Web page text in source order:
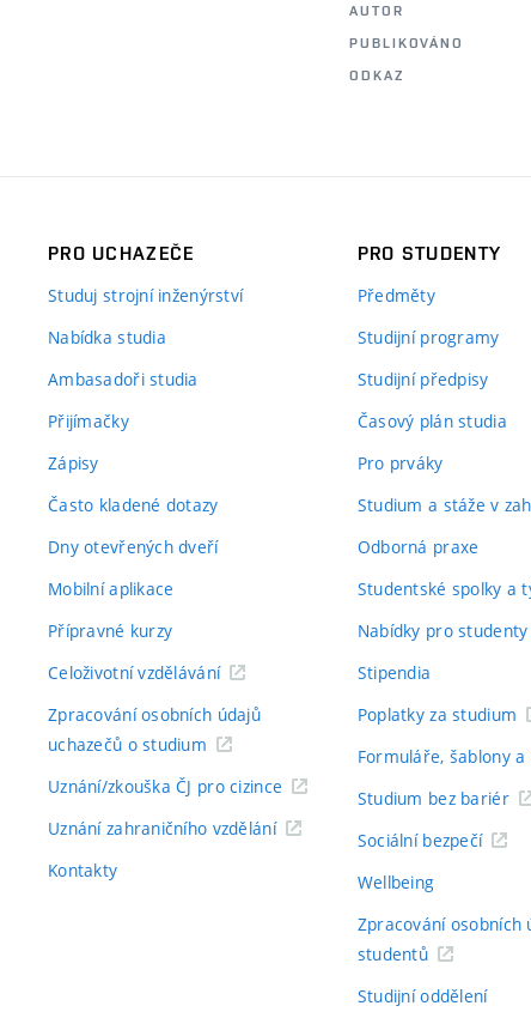
AUTOR
PUBLIKOVÁNO
ODKAZ
PRO UCHAZEČE
Studuj strojní inženýrství
Nabídka studia
Ambasadoři studia
Přijímačky
Zápisy
Často kladené dotazy
Dny otevřených dveří
Mobilní aplikace
Přípravné kurzy
Celoživotní vzdělávání
Zpracování osobních údajů
uchazečů o studium
Uznání/zkouška ČJ pro cizince
Uznání zahraničního vzdělání
Kontakty
PRO STUDENTY
Předměty
Studijní programy
Studijní předpisy
Časový plán studia
Pro prváky
Studium a stáže v
Odborná praxe
Studentské spolky a
Nabídky pro studenty
Stipendia
Poplatky za studium
Formuláře, šablony
Studium bez bariér
Sociální bezpečí
Wellbeing
Zpracování osobních
studentů
Studijní oddělení